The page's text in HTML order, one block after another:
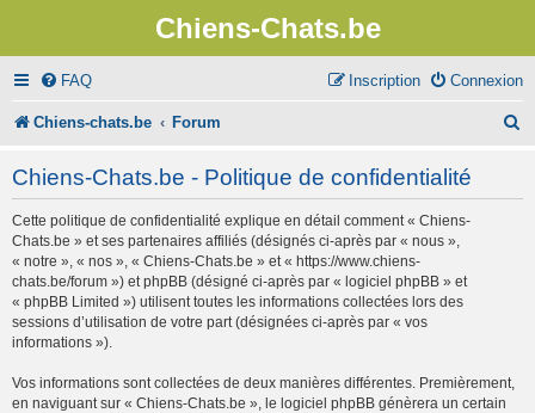
Chiens-Chats.be
FAQ Connexion
Inscription
Chiens-chats.be Forum
Chiens-Chats.be - Politique de confidentialité
Cette politique de confidentialité explique en détail comment « Chiens-
Chats.be » et ses partenaires affiliés (désignés ci-après par « nous »,
« notre », « nos », « Chiens-Chats.be » et « https://www.chiens-
chats.be/forum ») et phpBB (désigné ci-après par « logiciel phpBB » et
« phpBB Limited ») utilisent toutes les informations collectées lors des
sessions d’utilisation de votre part (désignées ci-après par « vos
informations »).
Vos informations sont collectées de deux manières différentes. Premièrement,
en naviguant sur « Chiens-Chats.be », le logiciel phpBB génèrera un certain